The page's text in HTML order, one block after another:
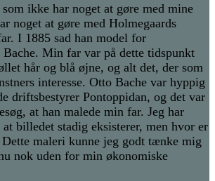
ikke har noget at gøre med mine
noget at gøre med Holmegaards
I 1885 sad han model for
Min far var på dette tidspunkt
hår og blå øjne, og alt det, der som
interesse. Otto Bache var hyppig
driftsbestyrer Pontoppidan, og det var
at han malede min far. Jeg har
billedet stadig eksisterer, men hvor er
maleri kunne jeg godt tænke mig
nok uden for min økonomiske